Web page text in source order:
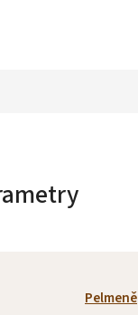
Pelmeně